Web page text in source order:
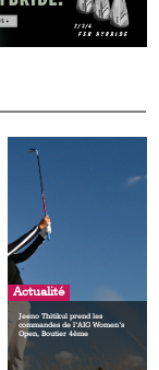
Actualité
Jeeno Thitikul prend les
commandes de l’AIG Women’s
Open, Boutier 4ème